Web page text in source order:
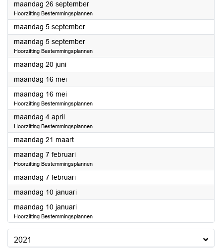
maandag 26 september2022
Hoorzitting Bestemmingsplannen
maandag 5 september2022
maandag 5 september2022
Hoorzitting Bestemmingsplannen
maandag 20 juni2022
maandag 16 mei2022
maandag 16 mei2022
Hoorzitting Bestemmingsplannen
maandag 4 april2022
Hoorzitting Bestemmingsplannen
maandag 21 maart2022
maandag 7 februari2022
Hoorzitting Bestemmingsplannen
maandag 7 februari2022
maandag 10 januari2022
maandag 10 januari2022
Hoorzitting Bestemmingsplannen
2021